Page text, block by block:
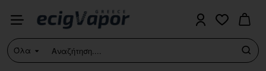
Όλα
Αναζήτηση....